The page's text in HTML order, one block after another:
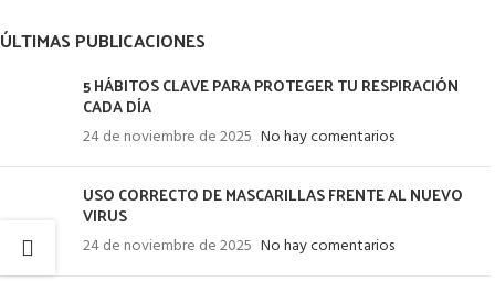
ÚLTIMAS PUBLICACIONES
5 HÁBITOS CLAVE PARA PROTEGER TU RESPIRACIÓN
CADA DÍA
24 de noviembre de 2025 No hay comentarios
USO CORRECTO DE MASCARILLAS FRENTE AL NUEVO
VIRUS
24 de noviembre de 2025 No hay comentarios